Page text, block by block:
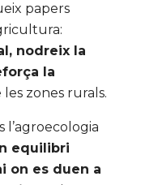
papers
nodreix la
la
les zones rurals.
l’agroecologia
equilibri
on es duen a